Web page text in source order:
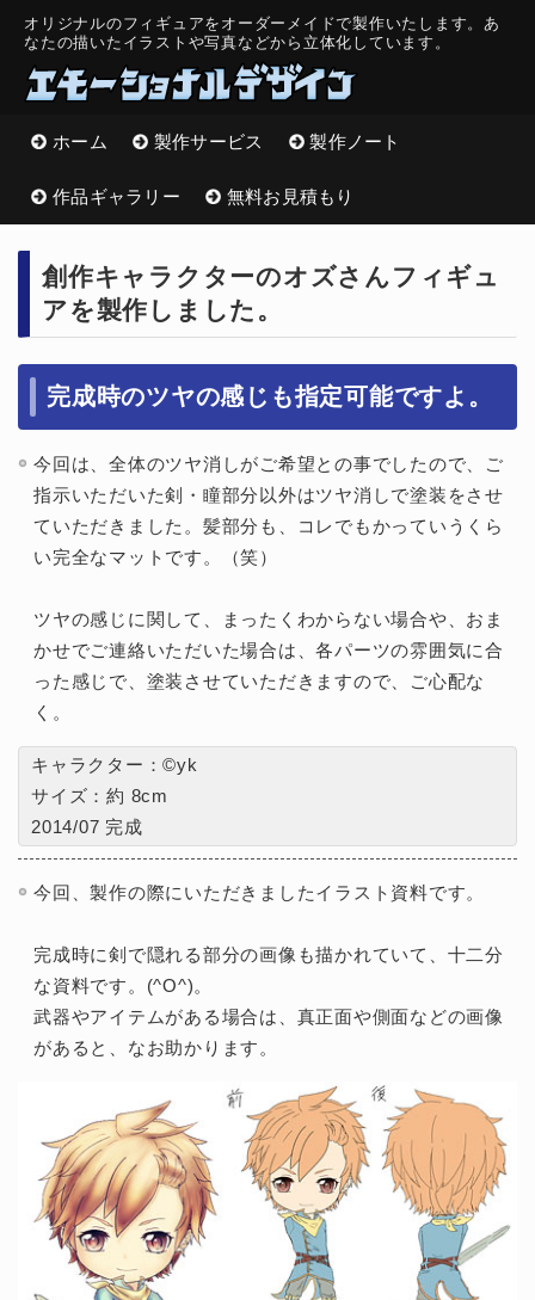
オリジナルのフィギュアをオーダーメイドで製作いたします。 あ
なたの描いたイラストや写真などから立体化しています。
ホーム 製作サービス 製作ノート
作品ギャラリー 無料お見積もり
創作キャラクターのオズさんフィギュ
アを製作しました。
完成時のツヤの感じも指定可能ですよ。
今回は、全体のツヤ消しがご希望との事でしたので、ご
指示いただいた剣・瞳部分以外はツヤ消しで塗装をさせ
ていただきました。髪部分も、コレでもかっていうくら
い完全なマットです。（笑）
ツヤの感じに関して、まったくわからない場合や、おま
かせでご連絡いただいた場合は、各パーツの雰囲気に合
った感じで、塗装させていただきますので、ご心配な
く。
キャラクター：©yk
サイズ：約 8cm
2014/07 完成
今回、製作の際にいただきましたイラスト資料です。
完成時に剣で隠れる部分の画像も描かれていて、十二分
な資料です。(^O^)。
武器やアイテムがある場合は、真正面や側面などの画像
があると、なお助かります。